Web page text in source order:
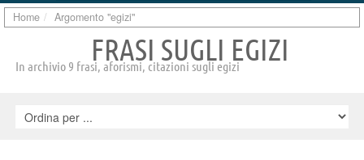
Home Argomento "egizi"
FRASI SUGLI EGIZI
In archivio 9 frasi, aforismi, citazioni sugli egizi